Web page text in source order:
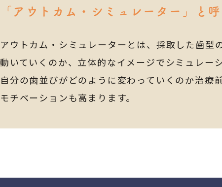
「アウトカム・シミュレーター」と
アウトカム・シミュレーターとは、採取した歯型
動いていくのか、立体的なイメージでシミュレー
自分の歯並びがどのように変わっていくのか治療
モチベーションも高まります。